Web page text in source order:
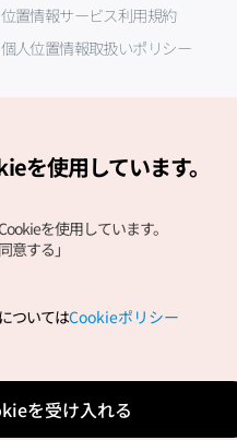
位置情報サービス利用規約
個人位置情報取扱いポリシー
All Rights
を使用しています。
を使用しています。
意する」
ついてはCookieポリシー
を受け入れる